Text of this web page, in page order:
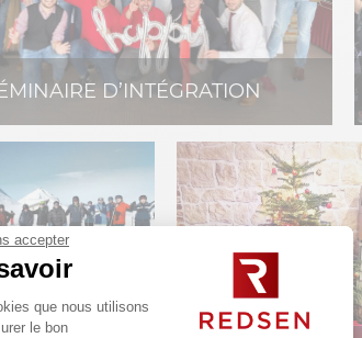
D’INTÉGRATION
accepter
que nous utilisons
le bon